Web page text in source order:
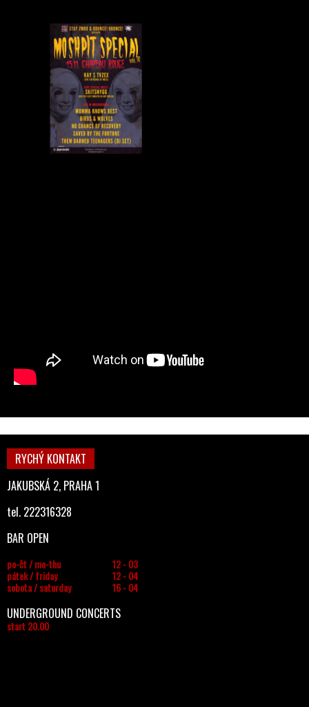
RYCHÝ KONTAKT
JAKUBSKÁ 2, PRAHA 1
tel. 222316328
BAR OPEN
po-čt / mo-thu
12 - 03
pátek / friday
12 - 04
sobota / saturday
16 - 04
UNDERGROUND CONCERTS
start 20.00